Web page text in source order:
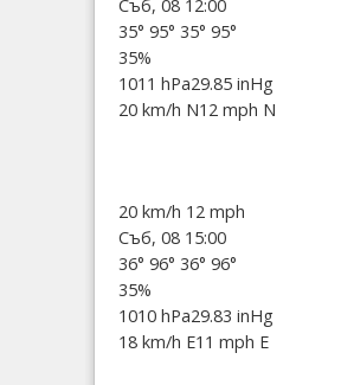
Съб, 08 12:00
35° 95° 35° 95°
35%
1011 hPa29.85 inHg
20 km/h N12 mph N
20 km/h 12 mph
Съб, 08 15:00
36° 96° 36° 96°
35%
1010 hPa29.83 inHg
18 km/h E11 mph E